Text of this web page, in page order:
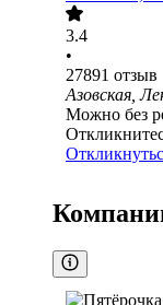
3.4
•
27891 отзыв
Азовская,
Можно без